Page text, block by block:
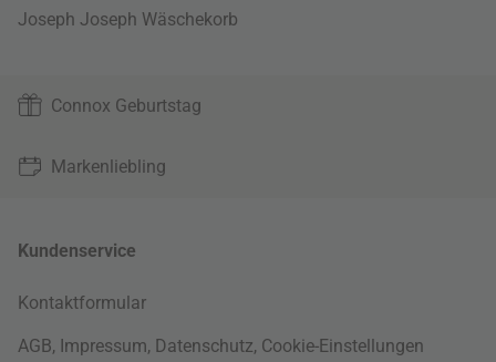
Joseph Joseph Wäschekorb
Connox Geburtstag
Markenliebling
Kundenservice
Kontaktformular
AGB, Impressum, Datenschutz, Cookie-Einstellungen